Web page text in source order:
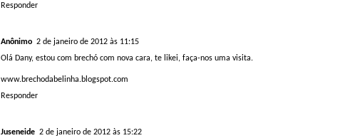
Responder
Anônimo 2 de janeiro de 2012 às 11:15
Olá Dany, estou com brechó com nova cara, te likei, faça-nos uma visita.
www.brechodabelinha.blogspot.com
Responder
Juseneide 2 de janeiro de 2012 às 15:22